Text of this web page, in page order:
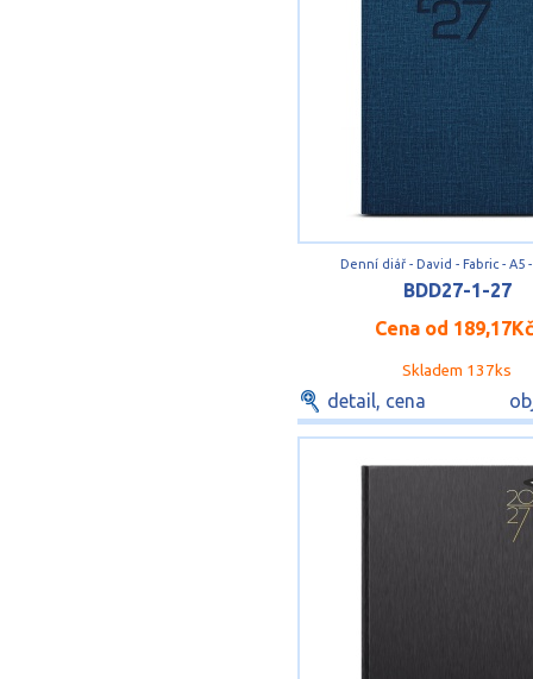
Denní diář - David - Fabric - A5
BDD27-1-27
Cena od 189,17Kč
Skladem 137ks
detail, cena